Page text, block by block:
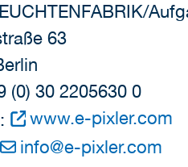
63
(0) 30 2205630 0
www.e-pixler.com
info@e-pixler.com